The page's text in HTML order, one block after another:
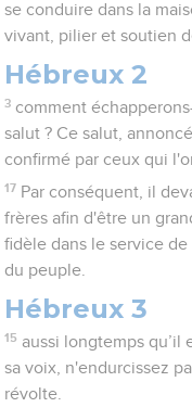
se conduire dans la
vivant, pilier et soutien
Hébreux 2
3 comment
salut ? Ce salut,
confirmé par ceux qui
17 Par conséquent, il
frères afin d'être un
fidèle dans le service
du peuple.
Hébreux 3
15 aussi longtemps qu’il
sa voix, n'endurcissez
révolte.